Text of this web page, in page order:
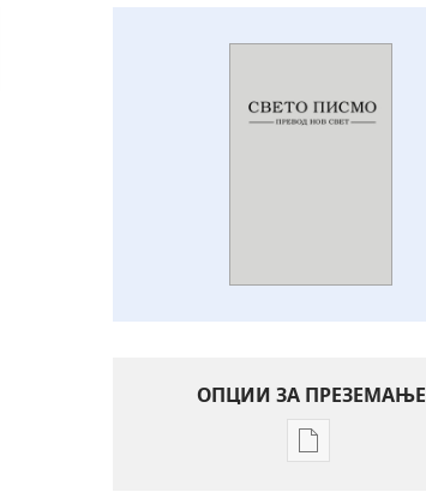
ОПЦИИ ЗА ПРЕЗЕМАЊЕ
Опции